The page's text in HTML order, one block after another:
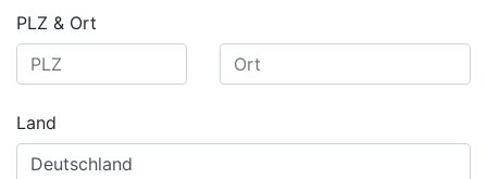
PLZ & Ort
Land